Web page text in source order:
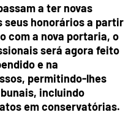
a ter novas
seus honorários a partir
com a nova portaria, o
será agora feito
e na
permitindo-lhes
incluindo
em conservatórias.